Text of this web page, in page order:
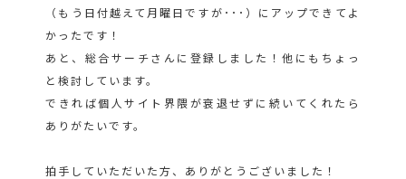
（もう日付越えて月曜日ですが･･･）にアップできてよ
かったです！
あと、総合サーチさんに登録しました！他にもちょっ
と検討しています。
できれば個人サイト界隈が衰退せずに続いてくれたら
ありがたいです。
拍手していただいた方、ありがとうございました！